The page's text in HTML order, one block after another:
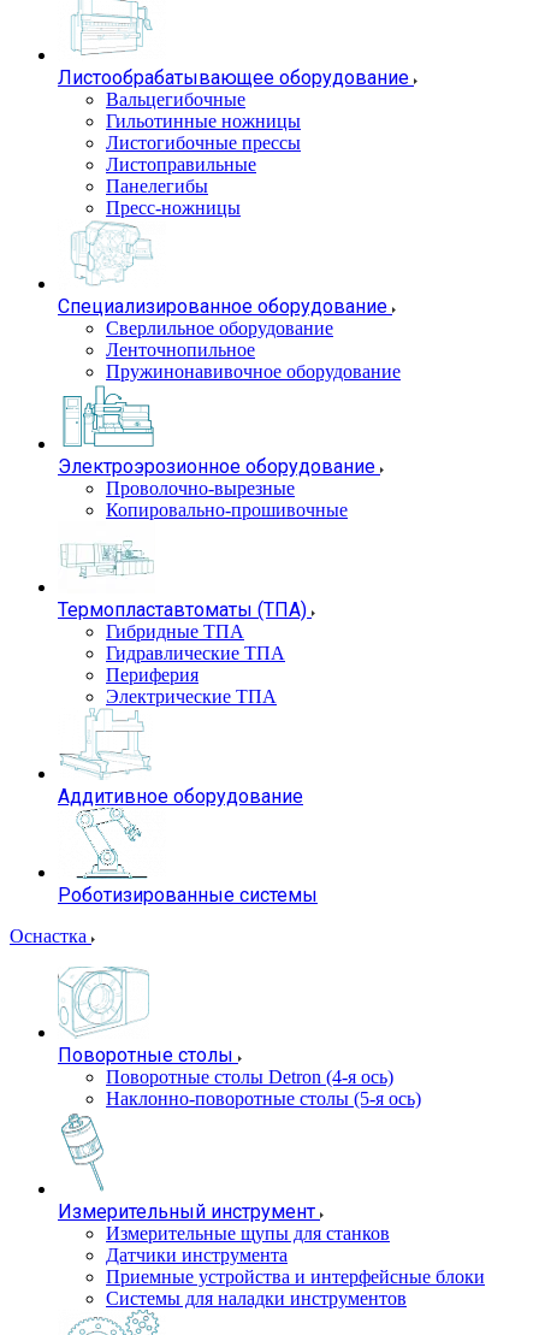
Листообрабатывающее оборудование
Вальцегибочные
Гильотинные ножницы
Листогибочные прессы
Листоправильные
Панелегибы
Пресс-ножницы
Специализированное оборудование
Сверлильное оборудование
Ленточнопильное
Пружинонавивочное оборудование
Электроэрозионное оборудование
Проволочно-вырезные
Копировально-прошивочные
Термопластавтоматы (ТПА)
Гибридные ТПА
Гидравлические ТПА
Периферия
Электрические ТПА
Аддитивное оборудование
Роботизированные системы
Оснастка
Поворотные столы
Поворотные столы Detron (4-я ось)
Наклонно-поворотные столы (5-я ось)
Измерительный инструмент
Измерительные щупы для станков
Датчики инструмента
Приемные устройства и интерфейсные блоки
Системы для наладки инструментов